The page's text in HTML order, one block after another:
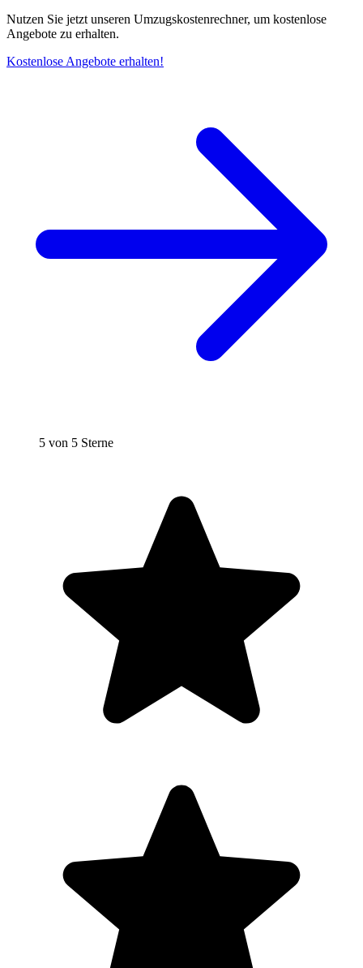
Nutzen Sie jetzt unseren Umzugskostenrechner, um kostenlose
Angebote zu erhalten.
Kostenlose Angebote erhalten!
5 von 5 Sterne